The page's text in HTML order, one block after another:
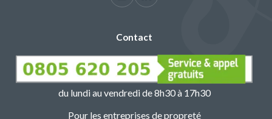
Contact
du lundi au vendredi de 8h30 à 17h30
Pour les entreprises de propreté